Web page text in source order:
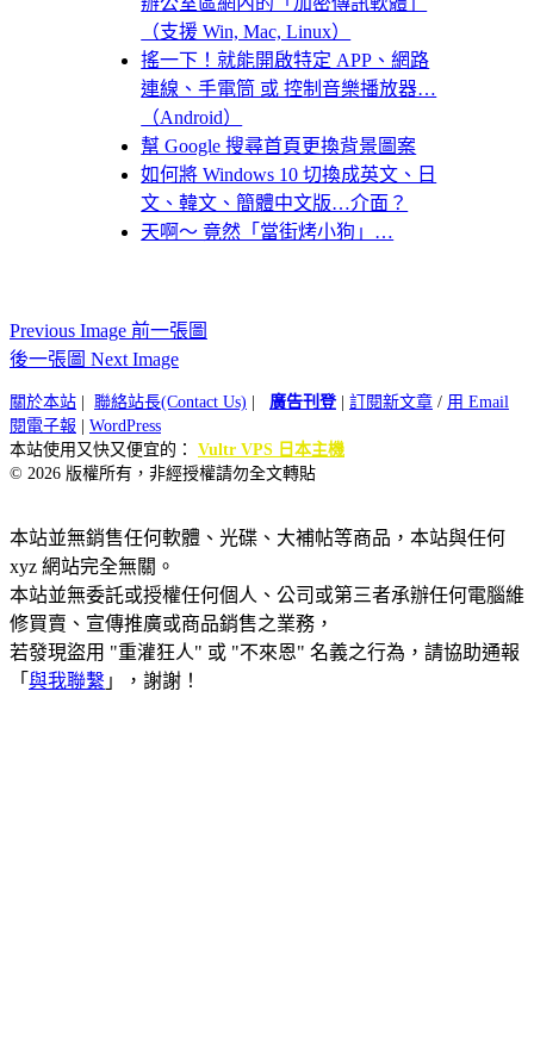
（支援 Win, Mac, Linux）
搖一下！就能開啟特定 APP、網路
連線、手電筒 或 控制音樂播放器…
（Android）
幫 Google 搜尋首頁更換背景圖案
如何將 Windows 10 切換成英文、日
文、韓文、簡體中文版…介面？
天啊～ 竟然「當街烤小狗」…
Previous Image 前一張圖
後一張圖 Next Image
關於本站 聯絡站長(Contact Us) 廣告刊登| 訂閱新文章 / 用 Email
閱電子報
WordPress
本站使用又快又便宜的： Vultr VPS 日本主機
© 2026 版權所有，非經授權請勿全文轉貼
本站並無銷售任何軟體、光碟、大補帖等商品，本站與任何
xyz 網站完全無關。
本站並無委託或授權任何個人、公司或第三者承辦任何電腦維
修買賣、宣傳推廣或商品銷售之業務，
若發現盜用 "重灌狂人" 或 "不來恩" 名義之行為，請協助通報
「 與我聯繫 」，謝謝！